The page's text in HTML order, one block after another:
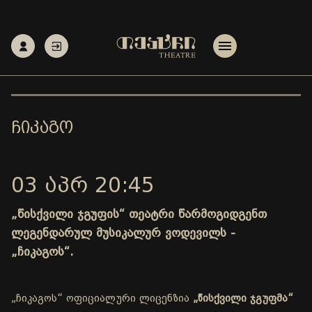
ᲩᲘᲙᲐᲒᲝ
03 ᲐᲞᲠ 20:45
„წისქვილი ჯგუფის“ თეატრი წარმოგიდგენთ
ლეგენდარულ მუსიკალურ ვოდევილს -
„ჩიკაგოს“.
„ჩიკაგოს“ ოფიციალური ლიცენზია „წისქვილი ჯგუფმა“